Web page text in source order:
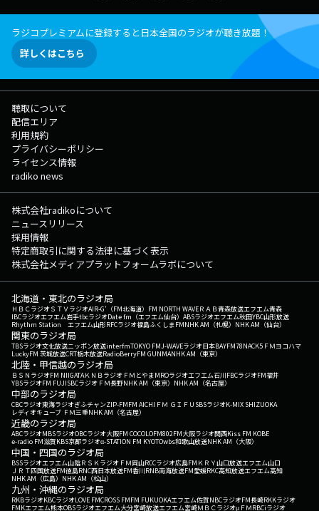
ラジコプレミアムに登録すると日本全国のラジオが聴き放題！
詳しくはこちら
聴取について
配信エリア
利用規約
プライバシーポリシー
ライセンス情報
radiko news
株式会社radikoについて
ニュースリリース
採用情報
特定商取引に関する法律に基づく表示
株式会社メディアプラットフォームラボについて
北海道・東北のラジオ局
ＨＢＣラジオＳＴＶラジオAIR-G'（FM北海道） FM NORTH WAVEＲＡＢ青森放送エフエム青森
IBCラジオエフエム岩手tbcラジオDate fm（エフエム仙台） ABSラジオエフエム秋田YBC山形放送
Rhythm Station エフエム山形RFCラジオ福島ふくしまFMNHK AM（札幌） NHK AM（仙台）
関東のラジオ局
TBSラジオ文化放送ニッポン放送interfmTOKYO FMJ-WAVEラジオ日本BAYFM78NACK5 ＦＭヨコハマ
LuckyFM 茨城放送CRT栃木放送RadioBerryFM GUNMANHK AM（東京）
北陸・甲信越のラジオ局
ＢＳＮラジオFM NIIGATAＫＮＢラジオ ＦＭとやまMROラジオエフエム石川FBCラジオFM福井
YBSラジオFM FUJISBCラジオ ＦＭ長野NHK AM（東京） NHK AM（名古屋）
中部のラジオ局
CBCラジオ東海ラジオぎふチャンZIP-FMFM AICHI ＦＭ ＧＩＦＵ SBSラジオK-MIX SHIZUOKA
レディオキューブ ＦＭ三重NHK AM（名古屋）
近畿のラジオ局
ABCラジオMBSラジオOBCラジオ大阪FM COCOLOFM802FM大阪ラジオ関西Kiss FM KOBE
e-radio FM滋賀KBS京都ラジオα-STATION FM KYOTOwbs和歌山放送NHK AM（大阪）
中国・四国のラジオ局
BSSラジオエフエム山陰ＲＳＫラジオ ＦＭ岡山RCCラジオ広島FM ＫＲＹ山口放送エフエム山口
ＪＲＴ四国放送FM徳島RNC西日本放送FM香川RNB南海放送FM愛媛RKC高知放送エフエム高知
NHK AM（広島） NHK AM（松山）
九州・沖縄のラジオ局
RKBラジオKBCラジオLOVE FMCROSS FMFM FUKUOKAエフエム佐賀NBCラジオFM長崎RKKラジオ
FMKエフエム熊本OBSラジオエフエム大分宮崎放送エフエム宮崎ＭＢＣラジオμＦＭRBCiラジオ